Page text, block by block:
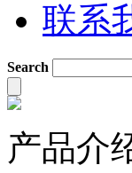
联系
Search
产品介